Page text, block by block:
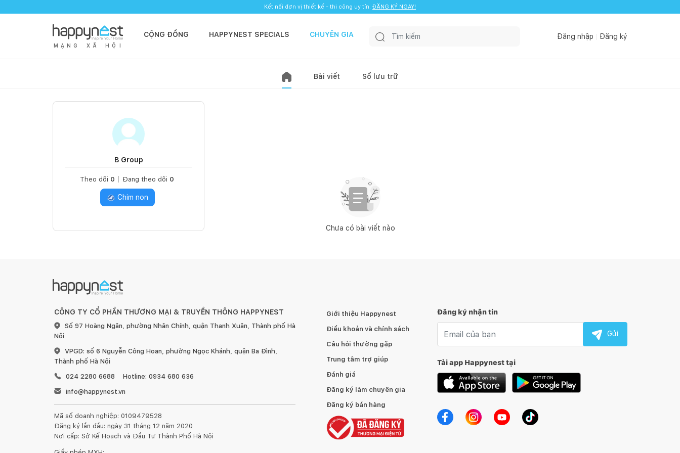
Kết nối đơn vị thiết kế - thi công uy tín. ĐĂNG KÝ NGAY!
M Ạ N G X Ã H Ộ I
CỘNG ĐỒNG HAPPYNEST SPECIALS CHUYÊN GIA Đăng nhập Đăng ký
Bài viết Sổ lưu trữ
B Group
Theo dõi 0 Đang theo dõi 0
Chim non
Chưa có bài viết nào
CÔNG TY CỔ PHẦN THƯƠNG MẠI & TRUYỀN THÔNG HAPPYNEST
Số 97 Hoàng Ngân, phường Nhân Chính, quận Thanh Xuân, Thành phố Hà
Nội
VPGD: số 6 Nguyễn Công Hoan, phường Ngọc Khánh, quận Ba Đình,
Thành phố Hà Nội
024 2280 6688
Hotline: 0934 680 636
info@happynest.vn
Mã số doanh nghiệp: 0109479528
Đăng ký lần đầu: ngày 31 tháng 12 năm 2020
Nơi cấp: Sở Kế Hoạch và Đầu Tư Thành Phố Hà Nội
Giới thiệu Happynest
Điều khoản và chính sách
Câu hỏi thường gặp
Trung tâm trợ giúp
Đánh giá
Đăng ký làm chuyên gia
Đăng ký bán hàng
Đăng ký nhận tin
Gửi
Tải app Happynest tại